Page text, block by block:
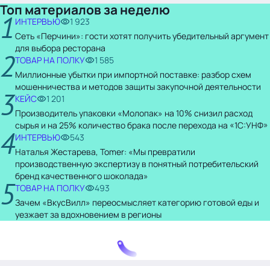
Топ материалов за неделю
1 ИНТЕРВЬЮ
1 923
Сеть «Перчини»: гости хотят получить убедительный аргумент
для выбора ресторана
2ТОВАР НА ПОЛКУ
1 585
Миллионные убытки при импортной поставке: разбор схем
мошенничества и методов защиты закупочной деятельности
3КЕЙС
1 201
Производитель упаковки «Молопак» на 10% снизил расход
сырья и на 25% количество брака после перехода на «1С:УНФ»
4ИНТЕРВЬЮ
543
Наталья Жестарева, Tomer: «Мы превратили
производственную экспертизу в понятный потребительский
бренд качественного шоколада»
5ТОВАР НА ПОЛКУ
493
Зачем «ВкусВилл» переосмысляет категорию готовой еды и
уезжает за вдохновением в регионы